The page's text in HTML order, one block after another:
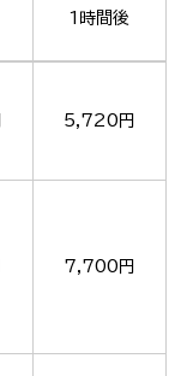
1時間後
5,720円
7,700円